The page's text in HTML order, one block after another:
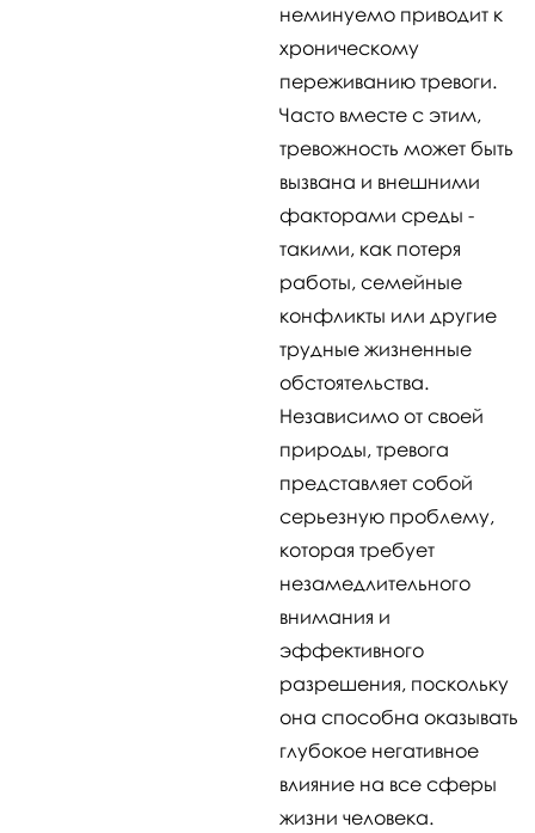
неминуемо приводит к
хроническому
переживанию тревоги.
Часто вместе с этим,
тревожность может быть
вызвана и внешними
факторами среды -
такими, как потеря
работы, семейные
конфликты или другие
трудные жизненные
обстоятельства.
Независимо от своей
природы, тревога
представляет собой
серьезную проблему,
которая требует
незамедлительного
внимания и
эффективного
разрешения, поскольку
она способна оказывать
глубокое негативное
влияние на все сферы
жизни человека.